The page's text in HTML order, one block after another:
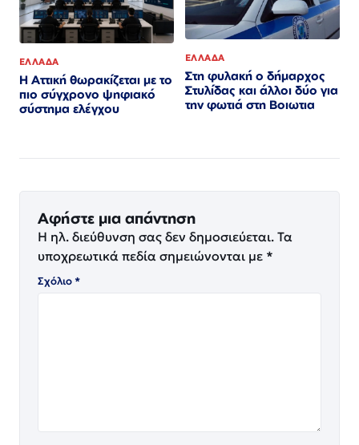
ΕΛΛΑΔΑ
Η Αττική θωρακίζεται με το
πιο σύγχρονο ψηφιακό
σύστημα ελέγχου
ΕΛΛΑΔΑ
Στη φυλακή ο δήμαρχος
Στυλίδας και άλλοι δύο για
την φωτιά στη Βοιωτια
Αφήστε μια απάντηση
Η ηλ. διεύθυνση σας δεν δημοσιεύεται. Τα
υποχρεωτικά πεδία σημειώνονται με *
Σχόλιο*